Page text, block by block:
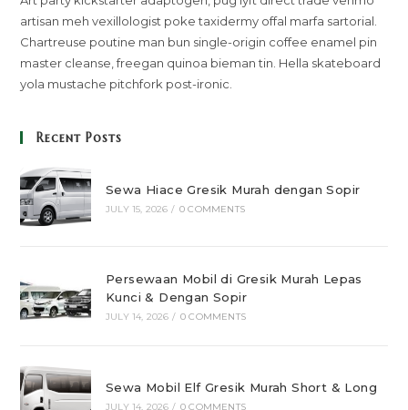
artisan meh vexillologist poke taxidermy offal marfa sartorial.
Chartreuse poutine man bun single-origin coffee enamel pin
master cleanse, freegan quinoa bieman tin. Hella skateboard
yola mustache pitchfork post-ironic.
Recent Posts
Sewa Hiace Gresik Murah dengan Sopir
JULY 15, 2026 / 0 COMMENTS
Persewaan Mobil di Gresik Murah Lepas
Kunci & Dengan Sopir
JULY 14, 2026 / 0 COMMENTS
Sewa Mobil Elf Gresik Murah Short & Long
JULY 14, 2026 / 0 COMMENTS